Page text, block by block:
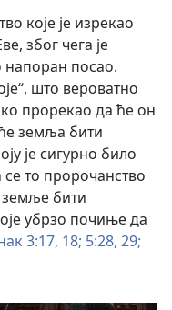
које је изрекао
због чега је
посао.
што вероватно
прорекао да ће он
земља бити
је сигурно било
се то пророчанство
бити
убрзо почиње да
3:17, 18; 5:28, 29;